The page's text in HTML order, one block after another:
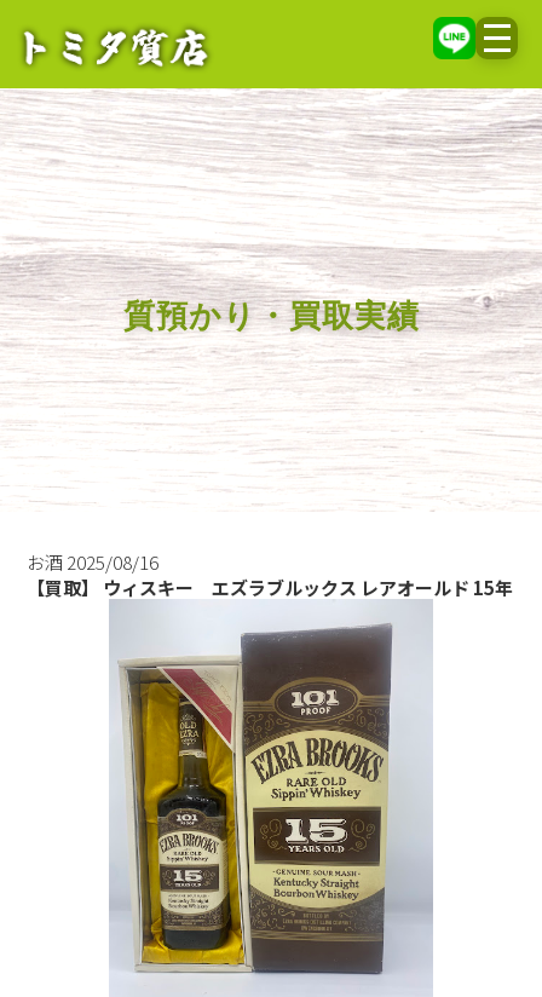
メニ
質預かり・買取実績
お酒2025/08/16
【買取】 ウィスキー エズラブルックス レアオールド 15年